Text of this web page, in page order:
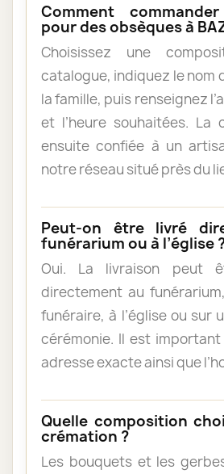
Comment
pour des obsèques à
Choisissez une
catalogue, indiquez le nom
la famille, puis renseignez
et l’heure souhaitées. La
ensuite confiée à un
notre réseau situé près du
Peut-on être livré
funérarium ou à l’église
Oui. La livraison peut
directement au
funéraire, à l’église ou sur
cérémonie. Il est
adresse exacte ainsi que
Quelle composition
crémation ?
Les bouquets et les